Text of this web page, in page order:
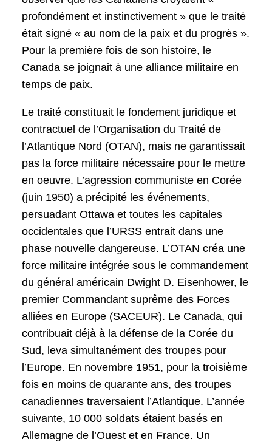
profondément et instinctivement » que le traité
était signé « au nom de la paix et du progrès ».
Pour la première fois de son histoire, le
Canada se joignait à une alliance militaire en
temps de paix.
Le traité constituait le fondement juridique et
contractuel de l’Organisation du Traité de
l’Atlantique Nord (OTAN), mais ne garantissait
pas la force militaire nécessaire pour le mettre
en oeuvre. L’agression communiste en Corée
(juin 1950) a précipité les événements,
persuadant Ottawa et toutes les capitales
occidentales que l’URSS entrait dans une
phase nouvelle dangereuse. L’OTAN créa une
force militaire intégrée sous le commandement
du général américain Dwight D. Eisenhower, le
premier Commandant suprême des Forces
alliées en Europe (SACEUR). Le Canada, qui
contribuait déjà à la défense de la Corée du
Sud, leva simultanément des troupes pour
l’Europe. En novembre 1951, pour la troisième
fois en moins de quarante ans, des troupes
canadiennes traversaient l’Atlantique. L’année
suivante, 10 000 soldats étaient basés en
Allemagne de l’Ouest et en France. Un